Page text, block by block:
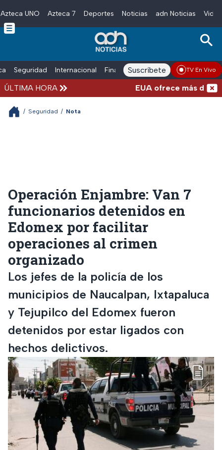
Skip to main content
Azteca UNO Azteca 7 Deportes Noticias adn Noticias
Seguridad Internacional Finanzas adn Noticias Radio
Suscríbete TV En Vivo
ÚLTIMA HORA EUA ofrece más de 100
/ Seguridad / Nota
Operación Enjambre: Van 7
funcionarios detenidos en
Edomex por facilitar
operaciones al crimen
organizado
Los jefes de la policía de los
municipios de Naucalpan, Ixtapaluca
y Tejupilco del Edomex fueron
detenidos por estar ligados con
hechos delictivos.